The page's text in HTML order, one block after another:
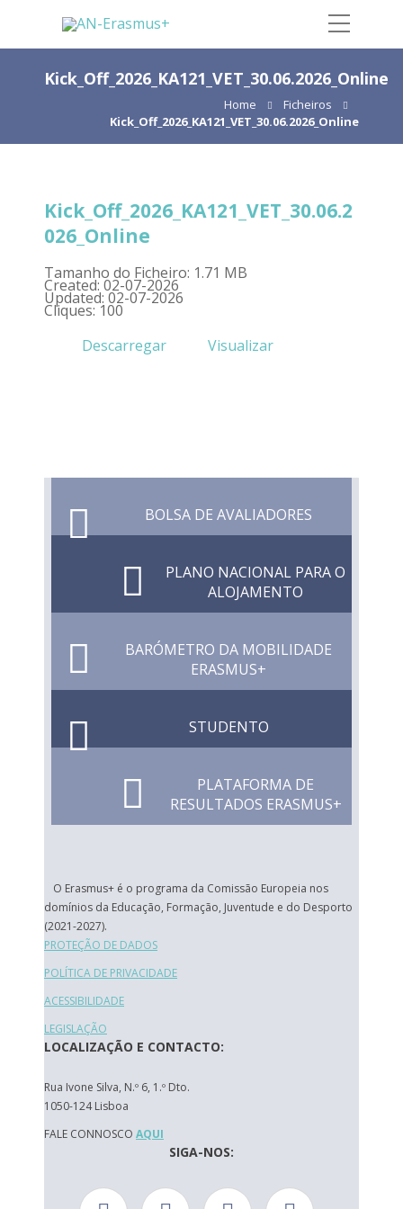
Kick_Off_2026_KA121_VET_30.06.2026_Online
Home
Ficheiros
Kick_Off_2026_KA121_VET_30.06.2026_Online
Kick_Off_2026_KA121_VET_30.06.2
026_Online
Tamanho do Ficheiro: 1.71 MB
Created: 02-07-2026
Updated: 02-07-2026
Cliques: 100
Descarregar
Visualizar
BOLSA DE AVALIADORES
PLANO NACIONAL PARA O
ALOJAMENTO
BARÓMETRO DA MOBILIDADE
ERASMUS+
STUDENTO
PLATAFORMA DE
RESULTADOS ERASMUS+
O Erasmus+ é o programa da Comissão Europeia nos
domínios da Educação, Formação, Juventude e do Desporto
(2021-2027).
PROTEÇÃO DE DADOS
POLÍTICA DE PRIVACIDADE
ACESSIBILIDADE
LEGISLAÇÃO
LOCALIZAÇÃO E CONTACTO:
Rua Ivone Silva, N.º 6, 1.º Dto.
1050-124 Lisboa
FALE CONNOSCO AQUI
SIGA-NOS: